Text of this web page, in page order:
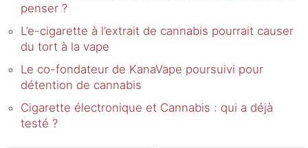
penser ?
L’e-cigarette à l’extrait de cannabis pourrait causer
du tort à la vape
Le co-fondateur de KanaVape poursuivi pour
détention de cannabis
Cigarette électronique et Cannabis : qui a déjà
testé ?